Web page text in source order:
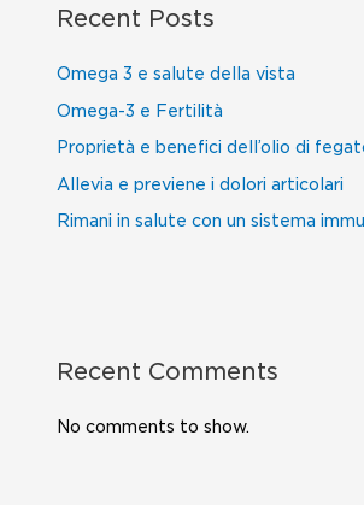
Recent Posts
Omega 3 e salute della vista
Omega-3 e Fertilità
Proprietà e benefici dell’olio di
Allevia e previene i dolori articolari
Rimani in salute con un sistema
Recent Comments
No comments to show.